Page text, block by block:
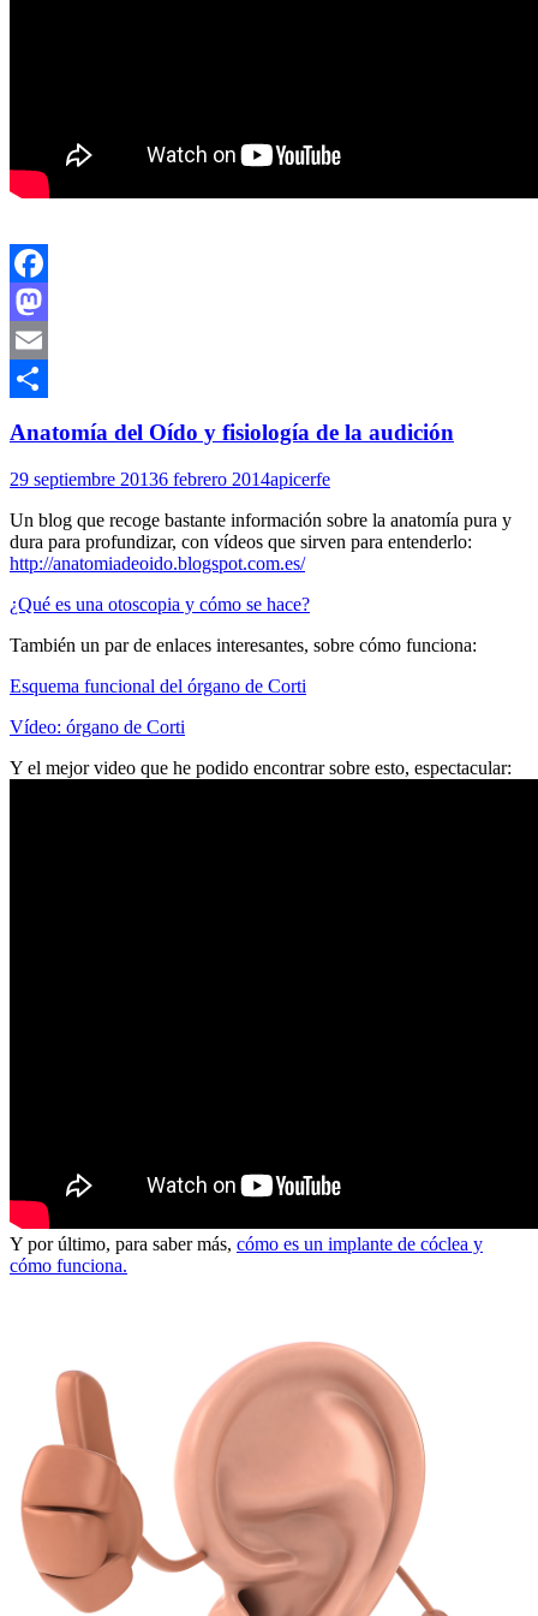
Facebook
Mastodon
Email
Anatomía del Oído y fisiología de la audición
29 septiembre 20136 febrero 2014apicerfe
Un blog que recoge bastante información sobre la anatomía pura y
dura para profundizar, con vídeos que sirven para entenderlo:
http://anatomiadeoido.blogspot.com.es/
¿Qué es una otoscopia y cómo se hace?
También un par de enlaces interesantes, sobre cómo funciona:
Esquema funcional del órgano de Corti
Vídeo: órgano de Corti
Y el mejor video que he podido encontrar sobre esto, espectacular:
Y por último, para saber más, cómo es un implante de cóclea y
cómo funciona.